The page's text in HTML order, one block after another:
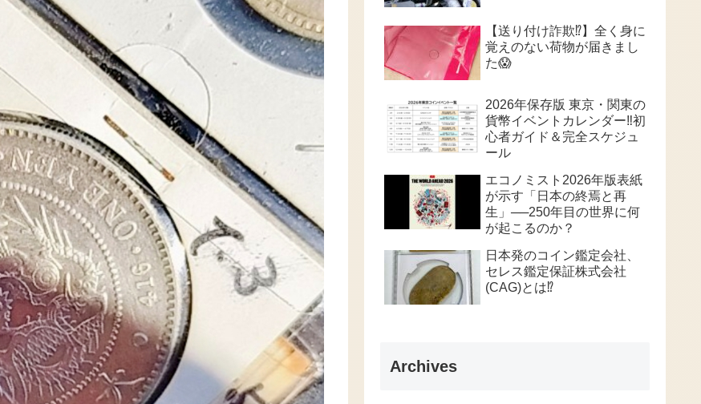
【送り付け詐欺⁉️】全く身に
覚えのない荷物が届きまし
た😱
2026年保存版 東京・関東の
貨幣イベントカレンダー‼️初
心者ガイド＆完全スケジュ
ール
エコノミスト2026年版表紙
が示す「日本の終焉と再
生」──250年目の世界に何
が起こるのか？
日本発のコイン鑑定会社、
セレス鑑定保証株式会社
(CAG)とは⁉️
Archives